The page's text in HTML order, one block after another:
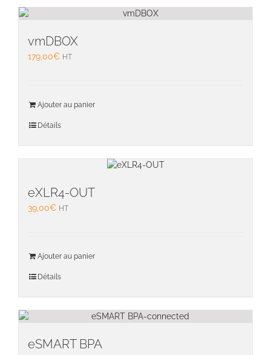
vmDBOX
179,00€ HT
Ajouter au panier
Détails
eXLR4-OUT
39,00€ HT
Ajouter au panier
Détails
eSMART BPA